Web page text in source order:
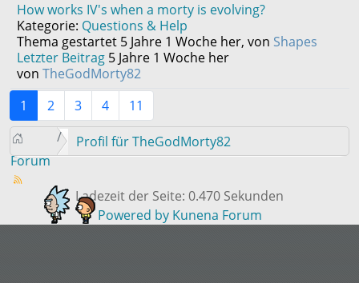
How works IV's when a morty is evolving?
Kategorie: Questions & Help
Thema gestartet 5 Jahre 1 Woche her, von Shapes
Letzter Beitrag 5 Jahre 1 Woche her
von TheGodMorty82
1
2 3 4 11
Forum
Profil für TheGodMorty82
Ladezeit der Seite: 0.470 Sekunden
Powered by Kunena Forum